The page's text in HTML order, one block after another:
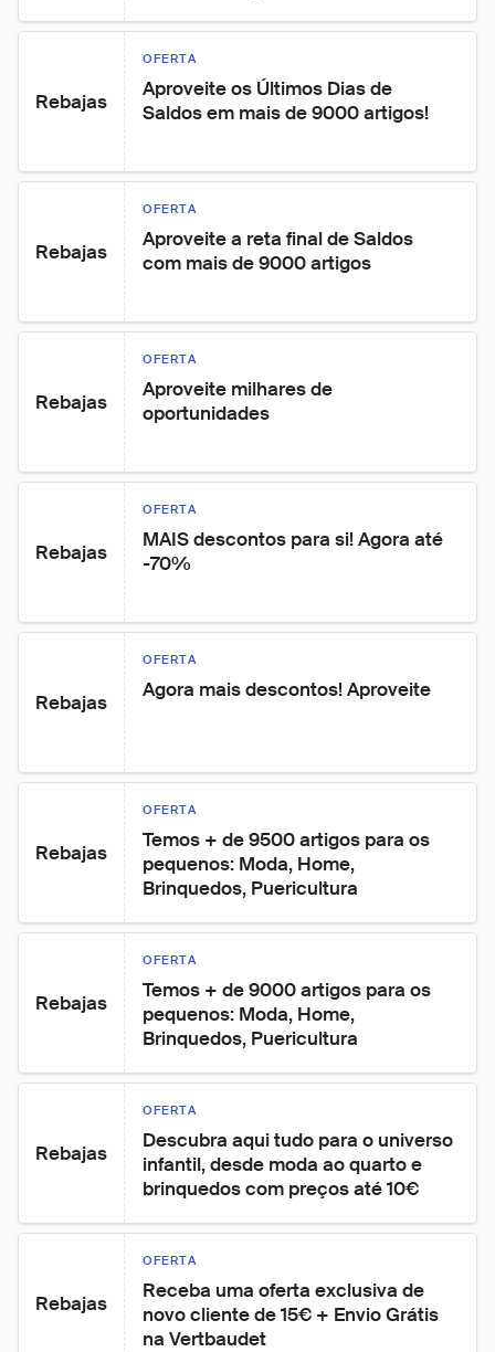
Rebajas
OFERTA
Aproveite os Últimos Dias de
Saldos em mais de 9000 artigos!
Rebajas
OFERTA
Aproveite a reta final de Saldos
com mais de 9000 artigos
Rebajas
OFERTA
Aproveite milhares de
oportunidades
Rebajas
OFERTA
MAIS descontos para si! Agora até
-70%
Rebajas
OFERTA
Agora mais descontos! Aproveite
Rebajas
OFERTA
Temos + de 9500 artigos para os
pequenos: Moda, Home,
Brinquedos, Puericultura
Rebajas
OFERTA
Temos + de 9000 artigos para os
pequenos: Moda, Home,
Brinquedos, Puericultura
Rebajas
OFERTA
Descubra aqui tudo para o universo
infantil, desde moda ao quarto e
brinquedos com preços até 10€
Rebajas
OFERTA
Receba uma oferta exclusiva de
novo cliente de 15€ + Envio Grátis
na Vertbaudet